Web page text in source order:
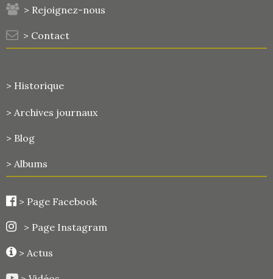
> Rejoignez-nous
> Contact
> Historique
> Archives journaux
> Blog
> Albums
> Page Facebook
> Page Instagram
> Actus